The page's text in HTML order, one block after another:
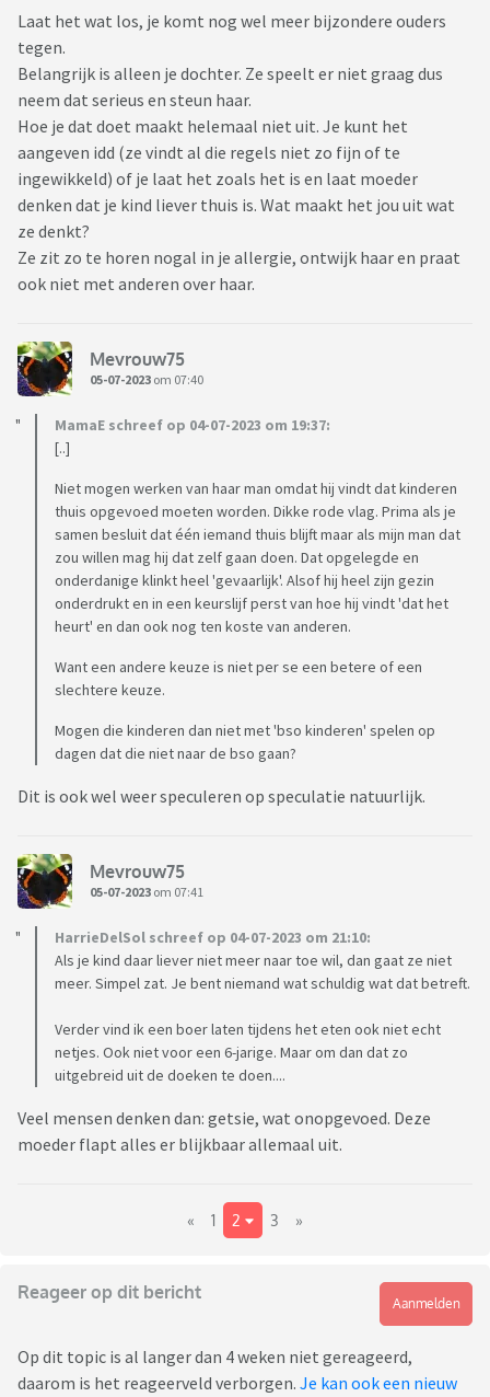
Laat het wat los, je komt nog wel meer bijzondere ouders
tegen.
Belangrijk is alleen je dochter. Ze speelt er niet graag dus
neem dat serieus en steun haar.
Hoe je dat doet maakt helemaal niet uit. Je kunt het
aangeven idd (ze vindt al die regels niet zo fijn of te
ingewikkeld) of je laat het zoals het is en laat moeder
denken dat je kind liever thuis is. Wat maakt het jou uit wat
ze denkt?
Ze zit zo te horen nogal in je allergie, ontwijk haar en praat
ook niet met anderen over haar.
Mevrouw75
05-07-2023 om 07:40
MamaE schreef op 04-07-2023 om 19:37:
[..]
Niet mogen werken van haar man omdat hij vindt dat kinderen
thuis opgevoed moeten worden. Dikke rode vlag. Prima als je
samen besluit dat één iemand thuis blijft maar als mijn man dat
zou willen mag hij dat zelf gaan doen. Dat opgelegde en
onderdanige klinkt heel 'gevaarlijk'. Alsof hij heel zijn gezin
onderdrukt en in een keurslijf perst van hoe hij vindt 'dat het
heurt' en dan ook nog ten koste van anderen.
Want een andere keuze is niet per se een betere of een
slechtere keuze.
Mogen die kinderen dan niet met 'bso kinderen' spelen op
dagen dat die niet naar de bso gaan?
Dit is ook wel weer speculeren op speculatie natuurlijk.
Mevrouw75
05-07-2023 om 07:41
HarrieDelSol schreef op 04-07-2023 om 21:10:
Als je kind daar liever niet meer naar toe wil, dan gaat ze niet
meer. Simpel zat. Je bent niemand wat schuldig wat dat betreft.
Verder vind ik een boer laten tijdens het eten ook niet echt
netjes. Ook niet voor een 6-jarige. Maar om dan dat zo
uitgebreid uit de doeken te doen....
Veel mensen denken dan: getsie, wat onopgevoed. Deze
moeder flapt alles er blijkbaar allemaal uit.
« 1 2 3 »
Reageer op dit bericht
Aanmelden
Op dit topic is al langer dan 4 weken niet gereageerd,
daarom is het reageerveld verborgen. Je kan ook een nieuw